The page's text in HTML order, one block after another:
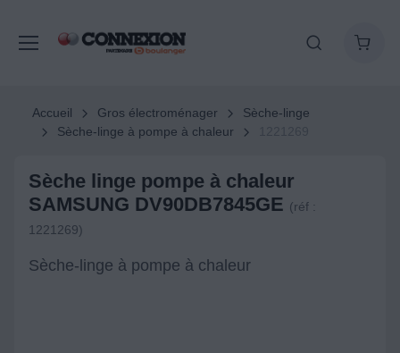
Accueil Gros électroménager
Sèche-linge
Sèche-linge à pompe à chaleur
Sèche linge pompe à chaleur
SAMSUNG DV90DB7845GE (réf :
1221269)
Sèche-linge à pompe à chaleur